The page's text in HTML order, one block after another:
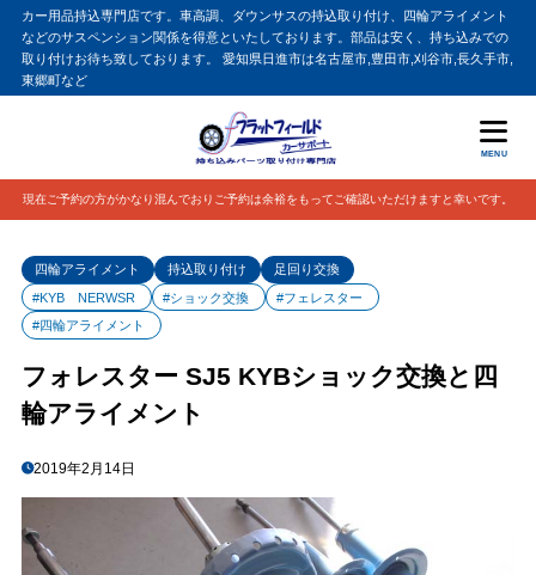
カー用品持込専門店です。車高調、ダウンサスの持込取り付け、四輪アライメント
などのサスペンション関係を得意といたしております。部品は安く、持ち込みでの
取り付けお待ち致しております。 愛知県日進市は名古屋市,豊田市,刈谷市,長久手市,
東郷町など
MENU
現在ご予約の方がかなり混んでおりご予約は余裕をもってご確認いただけますと幸いです。
四輪アライメント 持込取り付け
足回り交換
#KYB NERWSR
#ショック交換
#フェレスター
#四輪アライメント
フォレスター SJ5 KYBショック交換と四
輪アライメント
2019年2月14日